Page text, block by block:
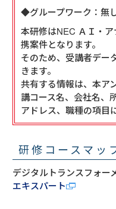
◆グループワーク：無
本研修はNEC ＡＩ・
携案件となります。
そのため、受講者デー
きます。
共有する情報は、本ア
講コース名、会社名、
アドレス、職種の項目
研修コースマッ
デジタルトランスフォー
エキスパート